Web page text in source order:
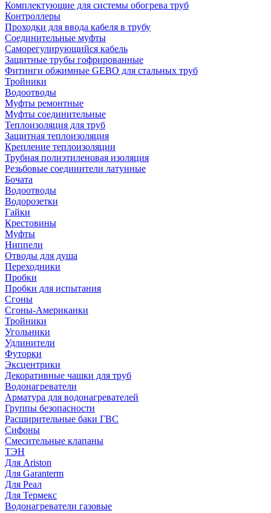
Комплектующие для системы обогрева труб
Контроллеры
Проходки для ввода кабеля в трубу
Соединительные муфты
Саморегулирующийся кабель
Защитные трубы гофрированные
Фитинги обжимные GEBO для стальных труб
Тройники
Водоотводы
Муфты ремонтные
Муфты соединительные
Теплоизоляция для труб
Защитная теплоизоляция
Крепление теплоизоляции
Трубная полиэтиленовая изоляция
Резьбовые соединители латунные
Бочата
Водоотводы
Водорозетки
Гайки
Крестовины
Муфты
Ниппели
Отводы для душа
Переходники
Пробки
Пробки для испытания
Сгоны
Сгоны-Американки
Тройники
Угольники
Удлинители
Футорки
Эксцентрики
Декоративные чашки для труб
Водонагреватели
Арматура для водонагревателей
Группы безопасности
Расширительные баки ГВС
Сифоны
Смесительные клапаны
ТЭН
Для Ariston
Для Garanterm
Для Реал
Для Термекс
Водонагреватели газовые